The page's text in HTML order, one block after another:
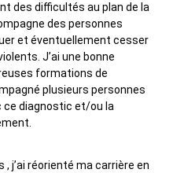
des difficultés au plan de la
des personnes
et éventuellement cesser
J’ai une bonne
formations de
plusieurs personnes
ce diagnostic et/ou la
, j’ai réorienté ma carrière en